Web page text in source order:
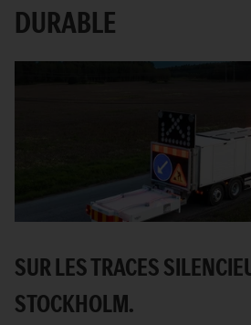
DURABLE
SUR LES TRACES
STOCKHOLM.